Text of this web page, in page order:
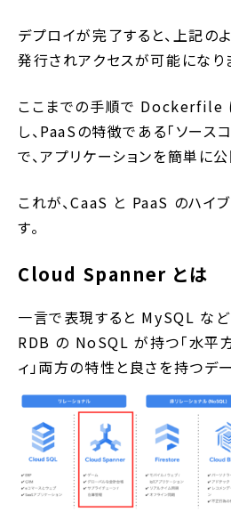
デプロイが完了すると、上記の
発行されアクセスが可能になり
ここまでの手順で Dockerfile
し、PaaSの特徴である「ソース
で、アプリケーションを簡単に公
これが、CaaS と PaaS のハイ
す。
Cloud Spanner とは
一言で表現すると MySQL など
RDB の NoSQL が持つ「水平
ィ」両方の特性と良さを持つデ